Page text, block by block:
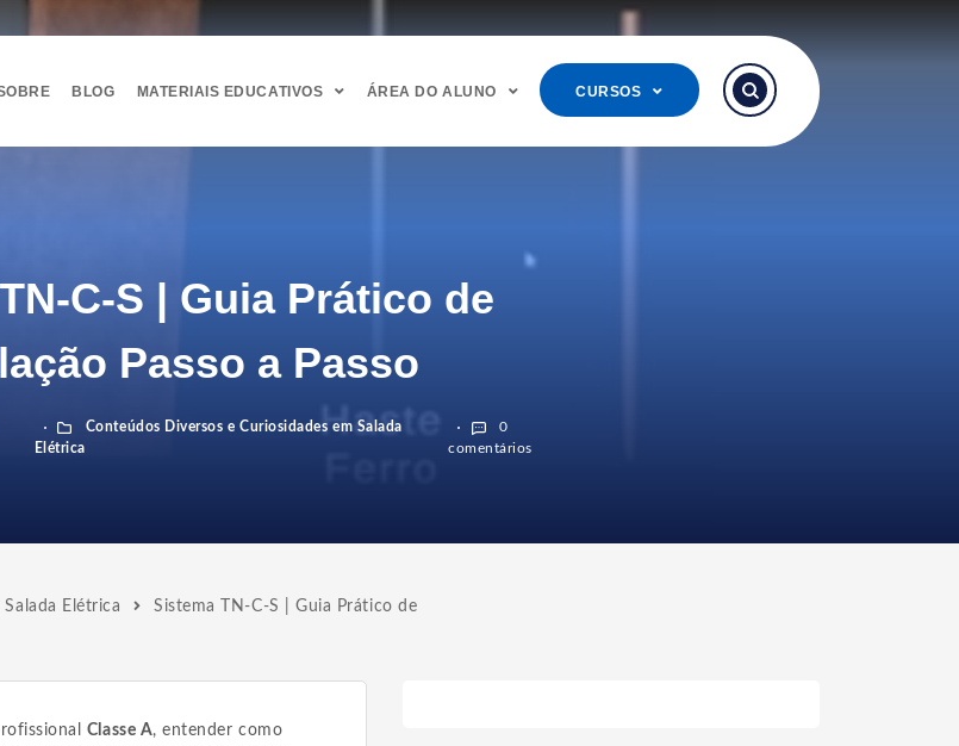
BLOG MATERIAIS EDUCATIVOS ÁREA DO ALUNO CURSOS
C-S | Guia Prático de
Passo a Passo
Conteúdos Diversos e Curiosidades em Salada
Elétrica
0
comentários
Elétrica
Sistema TN-C-S | Guia Prático de
Classe A, entender como